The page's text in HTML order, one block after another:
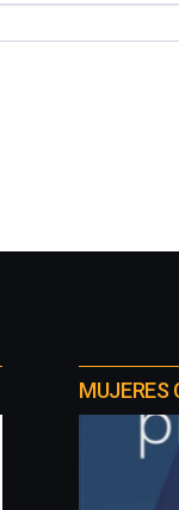
MUJERES